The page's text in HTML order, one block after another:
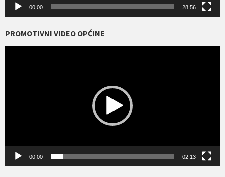
00:00 28:56
PROMOTIVNI VIDEO OPĆINE
00:00 02:13